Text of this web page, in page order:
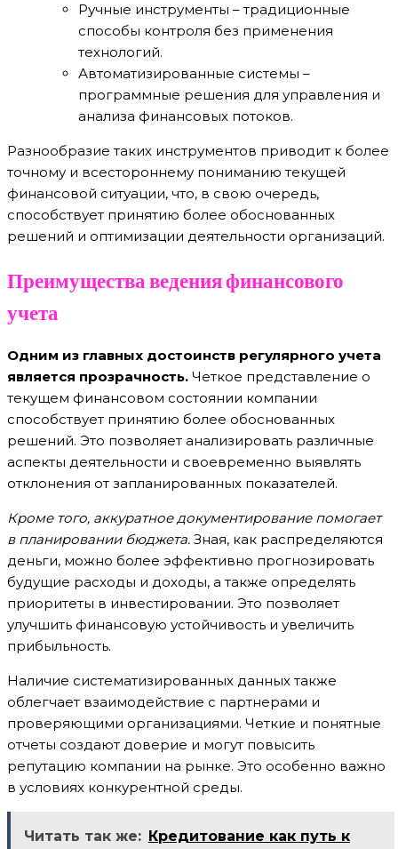
Ручные инструменты – традиционные
способы контроля без применения
технологий.
Автоматизированные системы –
программные решения для управления и
анализа финансовых потоков.
Разнообразие таких инструментов приводит к более
точному и всестороннему пониманию текущей
финансовой ситуации, что, в свою очередь,
способствует принятию более обоснованных
решений и оптимизации деятельности организаций.
Преимущества ведения финансового
учета
Одним из главных достоинств регулярного учета
является прозрачность. Четкое представление о
текущем финансовом состоянии компании
способствует принятию более обоснованных
решений. Это позволяет анализировать различные
аспекты деятельности и своевременно выявлять
отклонения от запланированных показателей.
Кроме того, аккуратное документирование помогает
в планировании бюджета. Зная, как распределяются
деньги, можно более эффективно прогнозировать
будущие расходы и доходы, а также определять
приоритеты в инвестировании. Это позволяет
улучшить финансовую устойчивость и увеличить
прибыльность.
Наличие систематизированных данных также
облегчает взаимодействие с партнерами и
проверяющими организациями. Четкие и понятные
отчеты создают доверие и могут повысить
репутацию компании на рынке. Это особенно важно
в условиях конкурентной среды.
Читать так же: Кредитование как путь к